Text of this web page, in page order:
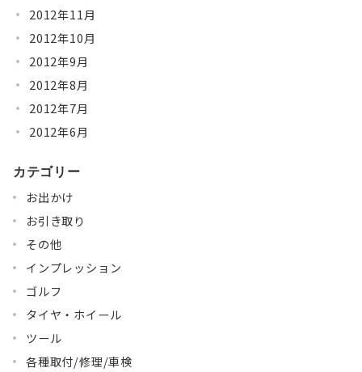
2012年11月
2012年10月
2012年9月
2012年8月
2012年7月
2012年6月
カテゴリー
お出かけ
お引き取り
その他
インプレッション
ゴルフ
タイヤ・ホイール
ツール
各種取付/修理/車検